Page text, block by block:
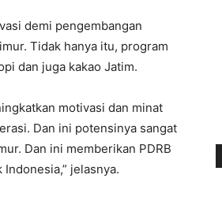
demi pengembangan
Tidak hanya itu, program
dan juga kakao Jatim.
motivasi dan minat
Dan ini potensinya sangat
Dan ini memberikan PDRB
jelasnya.